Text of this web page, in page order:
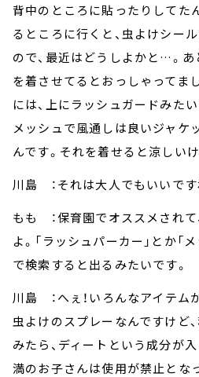
背中のところに貼ったりしてた
るところに行くと、虫よけシー
ので、最近はどうしよかと…。あ
を着させてるとおっしゃってま
には、上にラッシュガードみた
メッシュで風通しは良いジャケ
んです。それを着せると涼しい
川島 ：それは大人でもいいです
もも ：保育園でオススメされて
よ。「ラッシュパーカー」とか「
で検索すると出るみたいです。
川島 ：へぇ！いろんなアイテム
虫よけのスプレーなんですけど
みたら、ディートという成分が
満のお子さんは使用が禁止とな